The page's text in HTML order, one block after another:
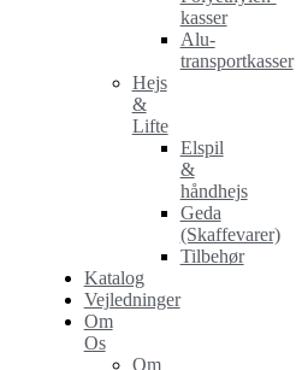
kasser
Alu-
transportkasser
Hejs
&
Lifte
Elspil
&
håndhejs
Geda
(Skaffevarer)
Tilbehør
Katalog
Vejledninger
Om
Os
Om